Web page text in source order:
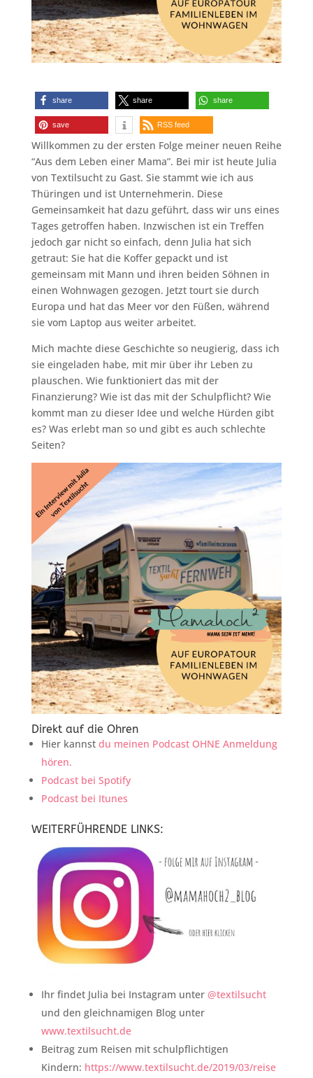
share share share
save RSS feed
Willkommen zu der ersten Folge meiner neuen Reihe
“Aus dem Leben einer Mama”. Bei mir ist heute Julia
von Textilsucht zu Gast. Sie stammt wie ich aus
Thüringen und ist Unternehmerin. Diese
Gemeinsamkeit hat dazu geführt, dass wir uns eines
Tages getroffen haben. Inzwischen ist ein Treffen
jedoch gar nicht so einfach, denn Julia hat sich
getraut: Sie hat die Koffer gepackt und ist
gemeinsam mit Mann und ihren beiden Söhnen in
einen Wohnwagen gezogen. Jetzt tourt sie durch
Europa und hat das Meer vor den Füßen, während
sie vom Laptop aus weiter arbeitet.
Mich machte diese Geschichte so neugierig, dass ich
sie eingeladen habe, mit mir über ihr Leben zu
plauschen. Wie funktioniert das mit der
Finanzierung? Wie ist das mit der Schulpflicht? Wie
kommt man zu dieser Idee und welche Hürden gibt
es? Was erlebt man so und gibt es auch schlechte
Seiten?
Direkt auf die Ohren
Hier kannst du meinen Podcast OHNE Anmeldung
hören.
Podcast bei Spotify
Podcast bei Itunes
WEITERFÜHRENDE LINKS:
Ihr findet Julia bei Instagram unter @textilsucht
und den gleichnamigen Blog unter
www.textilsucht.de
Beitrag zum Reisen mit schulpflichtigen
Kindern: https://www.textilsucht.de/2019/03/reise